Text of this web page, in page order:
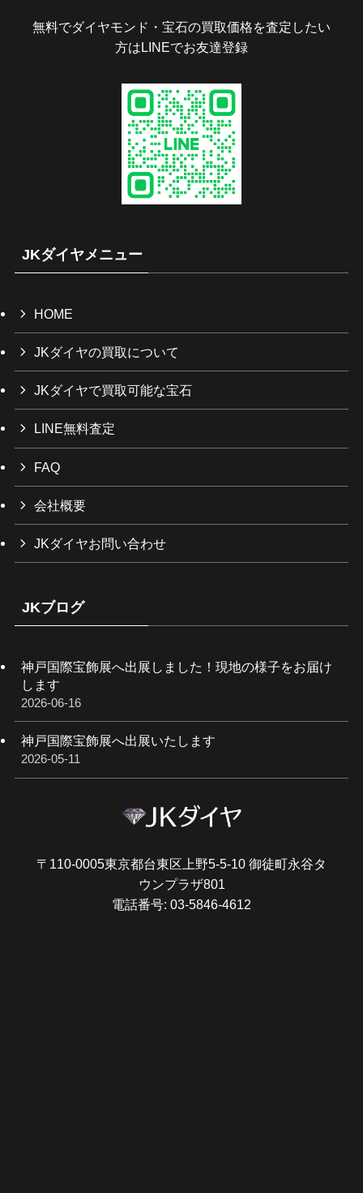
無料でダイヤモンド・宝石の買取価格を査定したい
方はLINEでお友達登録
JKダイヤメニュー
HOME
JKダイヤの買取について
JKダイヤで買取可能な宝石
LINE無料査定
FAQ
会社概要
JKダイヤお問い合わせ
JKブログ
神戸国際宝飾展へ出展しました！現地の様子をお届け
します
2026-06-16
神戸国際宝飾展へ出展いたします
2026-05-11
〒110-0005東京都台東区上野5-5-10 御徒町永谷タ
ウンプラザ801
電話番号: 03-5846-4612